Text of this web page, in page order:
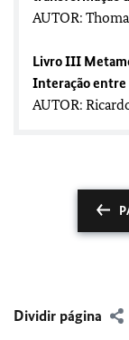
AUTOR:
Livro III
Interação entre
AUTOR:
Dividir página